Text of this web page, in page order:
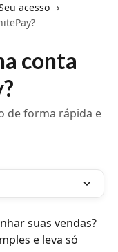
acesso
conta
de forma rápida e
suas vendas?
e leva só